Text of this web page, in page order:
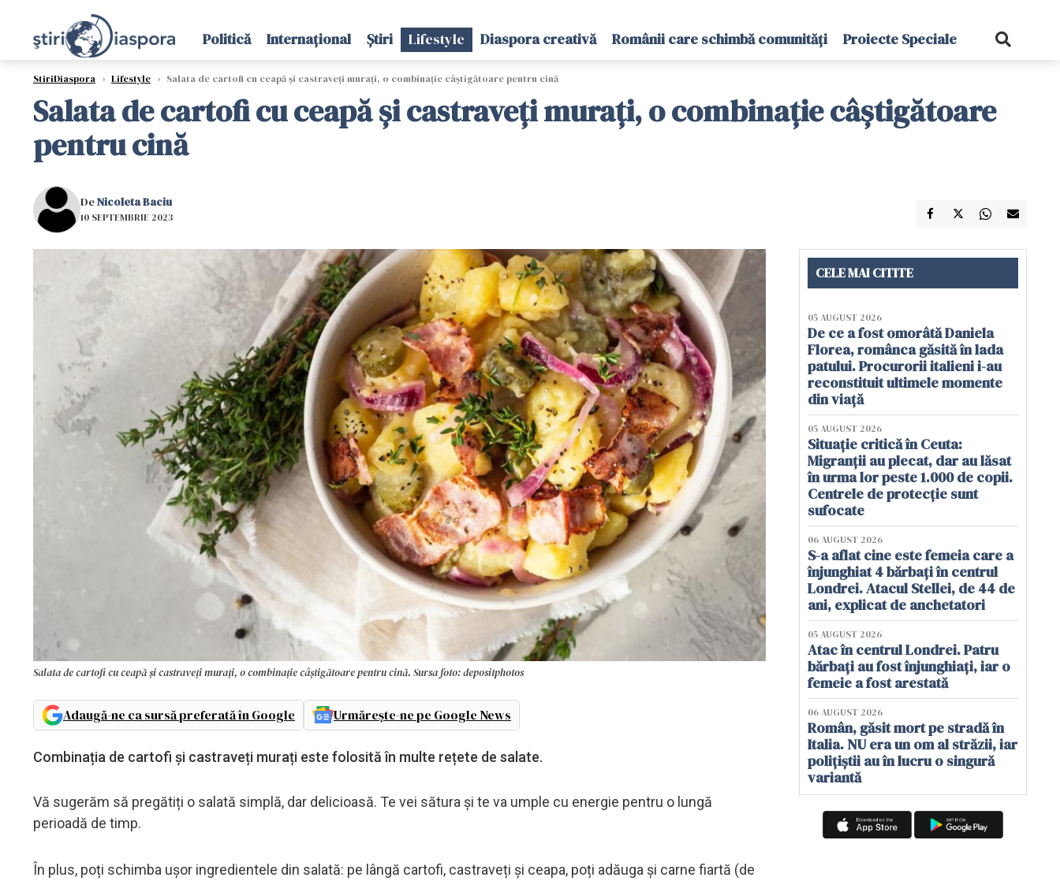
Politică Internațional Știri Lifestyle Diaspora creativă Românii care schimbă comunități Proiecte Speciale
StiriDiaspora › Lifestyle › Salata de cartofi cu ceapă și castraveți murați, o combinație câștigătoare pentru cină
Salata de cartofi cu ceapă și castraveți murați, o combinație câștigătoare
pentru cină
DeNicoleta Baciu
10 SEPTEMBRIE 2023
Salata de cartofi cu ceapă și castraveți murați, o combinație câștigătoare pentru cină. Sursa foto: depositphotos
Adaugă-ne ca sursă preferată în Google Urmărește-ne pe Google News
Combinația de cartofi și castraveți murați este folosită în multe rețete de salate.
Vă sugerăm să pregătiți o salată simplă, dar delicioasă. Te vei sătura și te va umple cu energie pentru o lungă
perioadă de timp.
În plus, poți schimba ușor ingredientele din salată: pe lângă cartofi, castraveți și ceapa, poți adăuga și carne fiartă (de
CELE MAI CITITE
05 AUGUST 2026
De ce a fost omorâtă Daniela
Florea, românca găsită în lada
patului. Procurorii italieni i-au
reconstituit ultimele momente
din viață
05 AUGUST 2026
Situație critică în Ceuta:
Migranții au plecat, dar au lăsat
în urma lor peste 1.000 de copii.
Centrele de protecție sunt
sufocate
06 AUGUST 2026
S-a aflat cine este femeia care a
înjunghiat 4 bărbați în centrul
Londrei. Atacul Stellei, de 44 de
ani, explicat de anchetatori
05 AUGUST 2026
Atac în centrul Londrei. Patru
bărbați au fost înjunghiați, iar o
femeie a fost arestată
06 AUGUST 2026
Român, găsit mort pe stradă în
Italia. NU era un om al străzii, iar
polițiștii au în lucru o singură
variantă